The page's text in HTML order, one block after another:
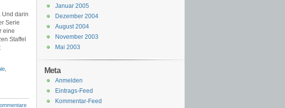
Und darin
Serie
eine
Staffel
Januar 2005
Dezember 2004
August 2004
November 2003
Mai 2003
Meta
Anmelden
Eintrags-Feed
Kommentar-Feed